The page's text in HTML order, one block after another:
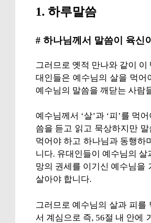
1. 하루말씀
# 하나님께서 말씀이 육신
그러므로 옛적 만나와 같이
대인들은 예수님의 살을 먹어
예수님의 말씀을 깨닫는 사람
예수님께서 ‘살’과 ‘피’를 먹
씀을 듣고 읽고 묵상하지만
먹어야 하고 하나님과 동행하
니다. 유대인들이 예수님의
망의 권세를 이기신 예수님을
살아야 합니다.
그러므로 예수님의 살과 피
서 계심으로 즉, 56절 내 안에